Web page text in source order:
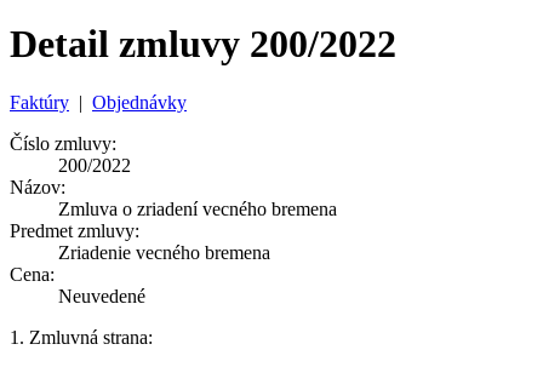
Detail zmluvy 200/2022
Faktúry | Objednávky
Číslo zmluvy:
200/2022
Názov:
Zmluva o zriadení vecného bremena
Predmet zmluvy:
Zriadenie vecného bremena
Cena:
Neuvedené
1. Zmluvná strana: